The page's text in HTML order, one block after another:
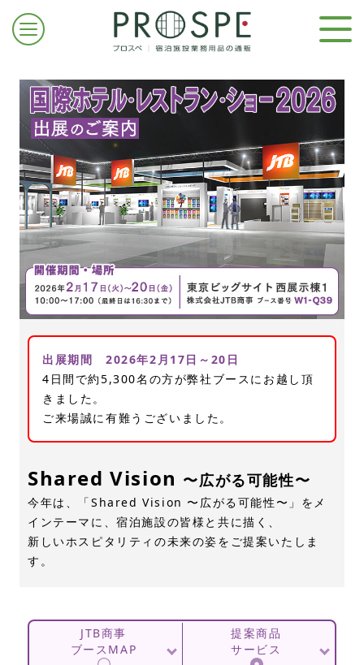
ログイン/新規登録
お問合せはこちら
出展期間 2026年2月17日～20日
4日間で約5,300名の方が弊社ブースにお越し頂
きました。
ご来場誠に有難うございました。
Shared Vision 〜広がる可能性〜
今年は、「Shared Vision 〜広がる可能性〜」をメ
インテーマに、宿泊施設の皆様と共に描く、
新しいホスピタリティの未来の姿をご提案いたしま
す。
JTB商事
ブースMAP
提案商品
サービス